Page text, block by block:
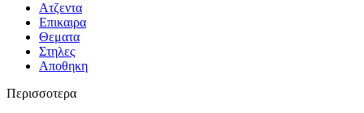
Ατζεντα
Επικαιρα
Θεματα
Στηλες
Αποθηκη
Περισσοτερα